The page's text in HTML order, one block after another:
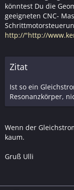
könntest Du die
geeigneten CNC-
http://"http://
Zitat
Ist so ein
Resonanzkörper,
Wenn der
kaum.
Gruß Ulli